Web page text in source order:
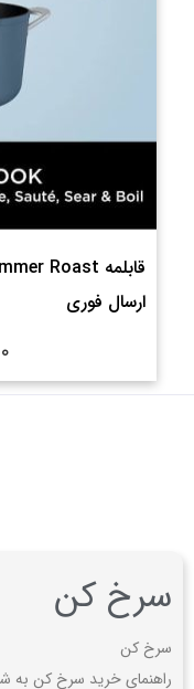
ارسال فوری
سرخ کن
سرخ کن
راهنمای خرید سرخ کن به